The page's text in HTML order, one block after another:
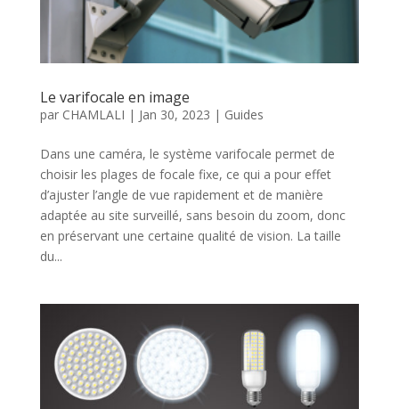
Le varifocale en image
par CHAMLALI | Jan 30, 2023 | Guides
Dans une caméra, le système varifocale permet de
choisir les plages de focale fixe, ce qui a pour effet
d’ajuster l’angle de vue rapidement et de manière
adaptée au site surveillé, sans besoin du zoom, donc
en préservant une certaine qualité de vision. La taille
du...